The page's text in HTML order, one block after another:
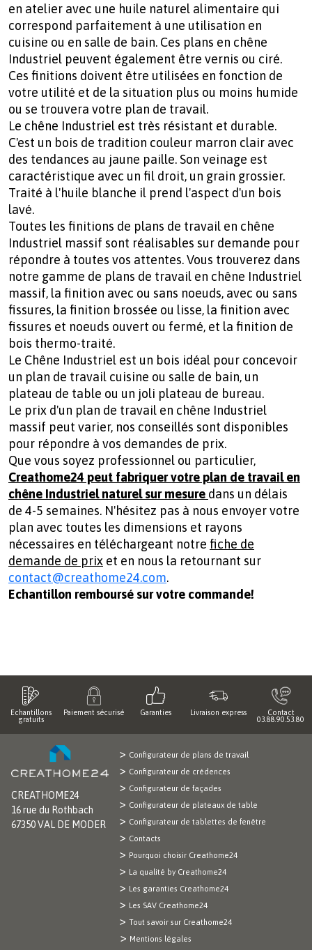
en atelier avec une huile naturel alimentaire qui
correspond parfaitement à une utilisation en
cuisine ou en salle de bain. Ces plans en chêne
Industriel peuvent également être vernis ou ciré.
Ces finitions doivent être utilisées en fonction de
votre utilité et de la situation plus ou moins humide
ou se trouvera votre plan de travail.
Le chêne Industriel est très résistant et durable.
C'est un bois de tradition couleur marron clair avec
des tendances au jaune paille. Son veinage est
caractéristique avec un fil droit, un grain grossier.
Traité à l'huile blanche il prend l'aspect d'un bois
lavé.
Toutes les finitions de plans de travail en chêne
Industriel massif sont réalisables sur demande pour
répondre à toutes vos attentes. Vous trouverez dans
notre gamme de plans de travail en chêne Industriel
massif, la finition avec ou sans noeuds, avec ou sans
fissures, la finition brossée ou lisse, la finition avec
fissures et noeuds ouvert ou fermé, et la finition de
bois thermo-traité.
Le Chêne Industriel est un bois idéal pour concevoir
un plan de travail cuisine ou salle de bain, un
plateau de table ou un joli plateau de bureau.
Le prix d'un plan de travail en chêne Industriel
massif peut varier, nos conseillés sont disponibles
pour répondre à vos demandes de prix.
Que vous soyez professionnel ou particulier,
Creathome24 peut fabriquer votre plan de travail en
chêne Industriel naturel sur mesure dans un délais
de 4-5 semaines. N'hésitez pas à nous envoyer votre
plan avec toutes les dimensions et rayons
nécessaires en téléchargeant notre fiche de
demande de prix et en nous la retournant sur
contact@creathome24.com.
Echantillon remboursé sur votre commande!
Echantillons
gratuits
Paiement sécurisé Garanties Livraison express
Contact
03.88.90.53.80
CREATHOME24
16 rue du Rothbach
67350 VAL DE MODER
Configurateur de plans de travail
Configurateur de crédences
Configurateur de façades
Configurateur de plateaux de table
Configurateur de tablettes de fenêtre
Contacts
Pourquoi choisir Creathome24
La qualité by Creathome24
Les garanties Creathome24
Les SAV Creathome24
Tout savoir sur Creathome24
Mentions légales